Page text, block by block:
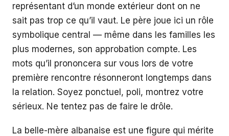
représentant d’un monde extérieur dont on ne
sait pas trop ce qu’il vaut. Le père joue ici un rôle
symbolique central — même dans les familles les
plus modernes, son approbation compte. Les
mots qu’il prononcera sur vous lors de votre
première rencontre résonneront longtemps dans
la relation. Soyez ponctuel, poli, montrez votre
sérieux. Ne tentez pas de faire le drôle.
La belle-mère albanaise est une figure qui mérite